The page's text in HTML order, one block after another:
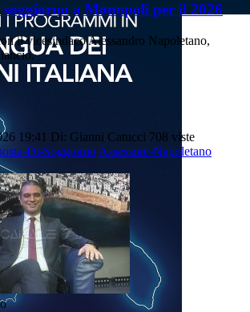
a Monopoli per il 2026
il vicesindaco Alessandro Napoletano,
19:41 Di: Gianni Catucci 708 viste
Di-Soggiorno Assessore-Napoletano